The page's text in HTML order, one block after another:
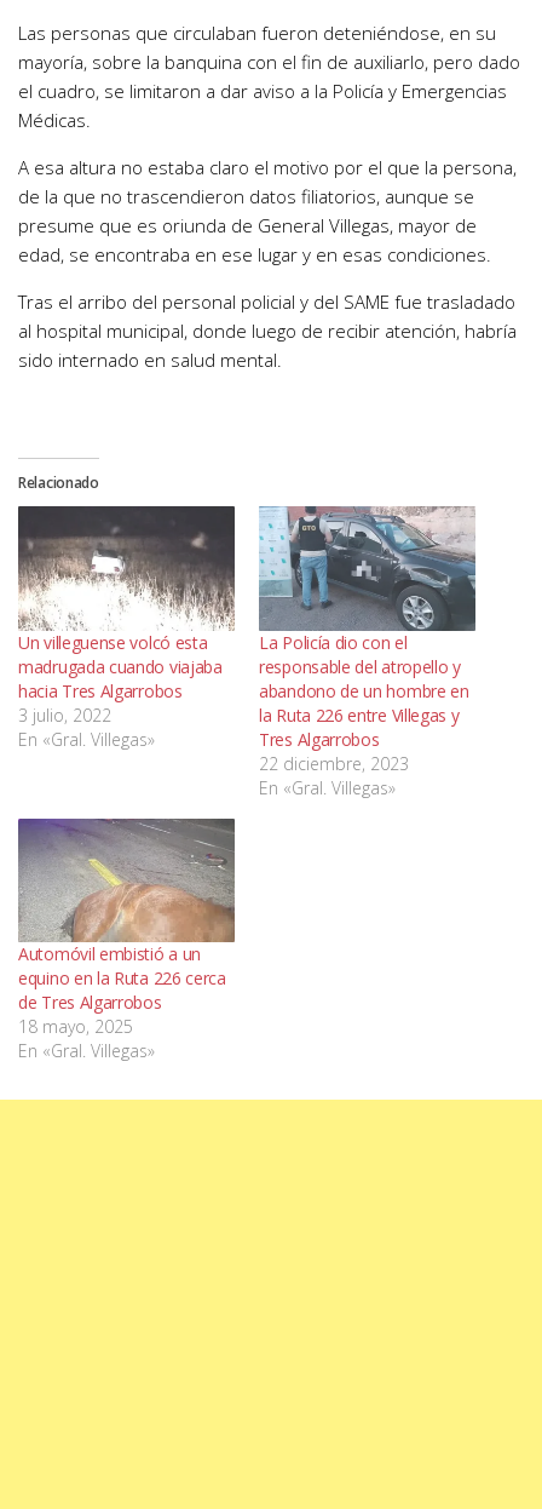
Las personas que circulaban fueron deteniéndose, en su
mayoría, sobre la banquina con el fin de auxiliarlo, pero dado
el cuadro, se limitaron a dar aviso a la Policía y Emergencias
Médicas.
A esa altura no estaba claro el motivo por el que la persona,
de la que no trascendieron datos filiatorios, aunque se
presume que es oriunda de General Villegas, mayor de
edad, se encontraba en ese lugar y en esas condiciones.
Tras el arribo del personal policial y del SAME fue trasladado
al hospital municipal, donde luego de recibir atención, habría
sido internado en salud mental.
Relacionado
Un villeguense volcó esta
madrugada cuando viajaba
hacia Tres Algarrobos
3 julio, 2022
En «Gral. Villegas»
La Policía dio con el
responsable del atropello y
abandono de un hombre en
la Ruta 226 entre Villegas y
Tres Algarrobos
22 diciembre, 2023
En «Gral. Villegas»
Automóvil embistió a un
equino en la Ruta 226 cerca
de Tres Algarrobos
18 mayo, 2025
En «Gral. Villegas»